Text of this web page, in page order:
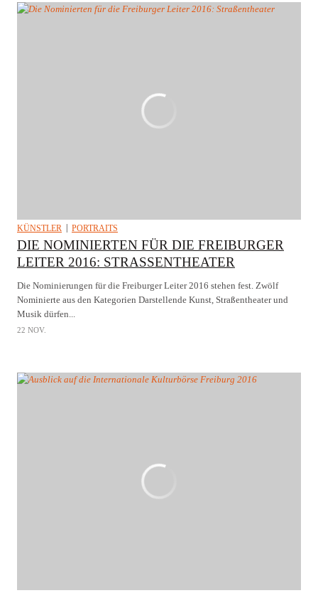
KÜNSTLER PORTRAITS
DIE NOMINIERTEN FÜR DIE FREIBURGER
LEITER 2016: STRASSENTHEATER
Die Nominierungen für die Freiburger Leiter 2016 stehen fest. Zwölf
Nominierte aus den Kategorien Darstellende Kunst, Straßentheater und
Musik dürfen...
22 NOV.